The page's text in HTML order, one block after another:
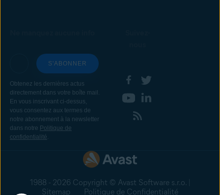
1988 - 2026 Copyright © Avast Software s.r.o. |
Sitemap
Politique de Confidentialité